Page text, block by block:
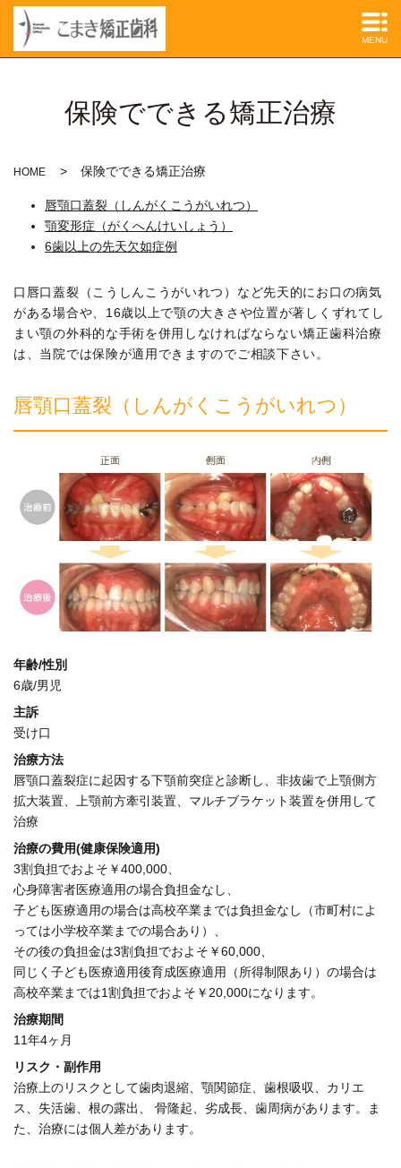
MENU
保険でできる矯正治療
HOME 保険でできる矯正治療
唇顎口蓋裂（しんがくこうがいれつ）
顎変形症（がくへんけいしょう）
6歯以上の先天欠如症例
口唇口蓋裂（こうしんこうがいれつ）など先天的にお口の病気
がある場合や、16歳以上で顎の大きさや位置が著しくずれてし
まい顎の外科的な手術を併用しなければならない矯正歯科治療
は、当院では保険が適用できますのでご相談下さい。
唇顎口蓋裂（しんがくこうがいれつ）
年齢/性別
6歳/男児
主訴
受け口
治療方法
唇顎口蓋裂症に起因する下顎前突症と診断し、非抜歯で上顎側方
拡大装置、上顎前方牽引装置、マルチブラケット装置を併用して
治療
治療の費用(健康保険適用)
3割負担でおよそ￥400,000、
心身障害者医療適用の場合負担金なし、
子ども医療適用の場合は高校卒業までは負担金なし（市町村によ
っては小学校卒業までの場合あり）、
その後の負担金は3割負担でおよそ￥60,000、
同じく子ども医療適用後育成医療適用（所得制限あり）の場合は
高校卒業までは1割負担でおよそ￥20,000になります。
治療期間
11年4ヶ月
リスク・副作用
治療上のリスクとして歯肉退縮、顎関節症、歯根吸収、カリエ
ス、失活歯、根の露出、 骨隆起、劣成長、歯周病があります。ま
た、治療には個人差があります。